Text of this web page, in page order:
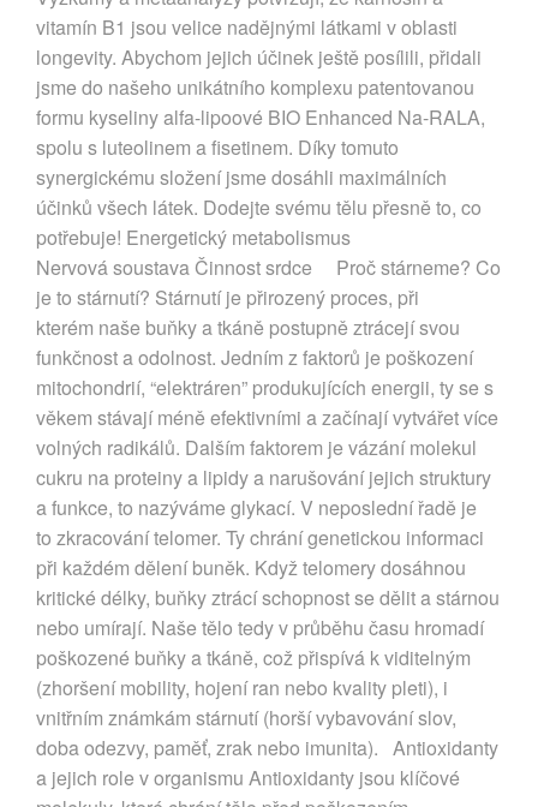
vitamín B1 jsou velice nadějnými látkami v oblasti
longevity. Abychom jejich účinek ještě posílili, přidali
jsme do našeho unikátního komplexu patentovanou
formu kyseliny alfa-lipoové BIO Enhanced Na-RALA,
spolu s luteolinem a fisetinem. Díky tomuto
synergickému složení jsme dosáhli maximálních
účinků všech látek. Dodejte svému tělu přesně to, co
potřebuje! Energetický metabolismus
Nervová soustava Činnost srdce Proč stárneme? Co
je to stárnutí? Stárnutí je přirozený proces, při
kterém naše buňky a tkáně postupně ztrácejí svou
funkčnost a odolnost. Jedním z faktorů je poškození
mitochondrií, “elektráren” produkujících energii, ty se s
věkem stávají méně efektivními a začínají vytvářet více
volných radikálů. Dalším faktorem je vázání molekul
cukru na proteiny a lipidy a narušování jejich struktury
a funkce, to nazýváme glykací. V neposlední řadě je
to zkracování telomer. Ty chrání genetickou informaci
při každém dělení buněk. Když telomery dosáhnou
kritické délky, buňky ztrácí schopnost se dělit a stárnou
nebo umírají. Naše tělo tedy v průběhu času hromadí
poškozené buňky a tkáně, což přispívá k viditelným
(zhoršení mobility, hojení ran nebo kvality pleti), i
vnitřním známkám stárnutí (horší vybavování slov,
doba odezvy, paměť, zrak nebo imunita). Antioxidanty
a jejich role v organismu Antioxidanty jsou klíčové